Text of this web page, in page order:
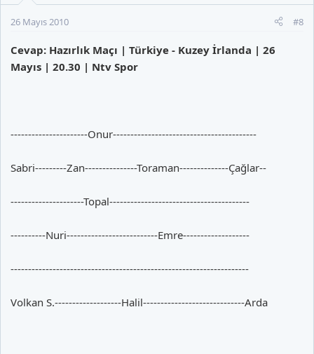
26 Mayıs 2010 #8
Cevap: Hazırlık Maçı | Türkiye - Kuzey İrlanda | 26
Mayıs | 20.30 | Ntv Spor
----------------------Onur-----------------------------------------
Sabri---------Zan---------------Toraman--------------Çağlar--
---------------------Topal----------------------------------------
----------Nuri--------------------------Emre-------------------
--------------------------------------------------------------------
Volkan S.-------------------Halil-----------------------------Arda